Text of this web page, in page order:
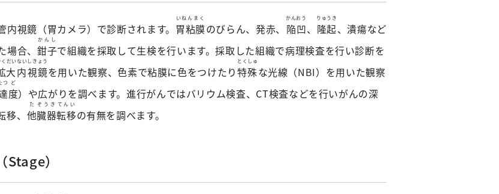
視鏡（胃カメラ）で診断されます。 胃粘膜
いねんまく
のびらん、発赤、 陥
かん
凹
おう
、 隆起
りゅうき
、潰瘍など
合、 鉗子
かんし
で組織を採取して生検を行います。採取した組織で病理検査を行い診断を
大
くだい
内視鏡
ないしきょう
を用いた観察、色素で粘膜に色をつけたり特殊
とくしゅ
な光線（NBI）を用いた観察
つ
度
ど
）や広がりを調べます。進行がんではバリウム検査、CT検査などを行いがんの深
、 他
た
臓器
ぞうき
転移
てんい
の有無を調べます。
）